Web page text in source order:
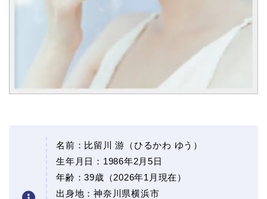
名前：比留川 游（ひるかわ ゆう）
生年月日：1986年2月5日
年齢：39歳（2026年1月現在）
出身地：神奈川県横浜市